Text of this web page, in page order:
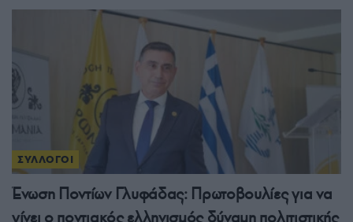
ΣΥΛΛΟΓΟΙ
Ένωση Ποντίων Γλυφάδας: Πρωτοβουλίες για να
γίνει ο ποντιακός ελληνισμός δύναμη πολιτιστικής